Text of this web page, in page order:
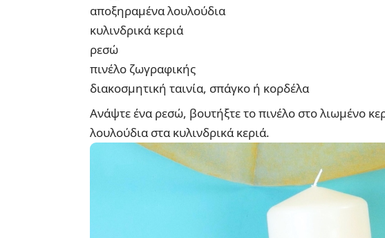
αποξηραμένα λουλούδια
κυλινδρικά κεριά
ρεσώ
πινέλο ζωγραφικής
διακοσμητική ταινία, σπάγκο ή κορδέλα
Ανάψτε ένα ρεσώ, βουτήξτε το πινέλο στο λιωμένο
λουλούδια στα κυλινδρικά κεριά.